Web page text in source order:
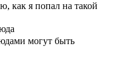
как я попал на такой
могут быть